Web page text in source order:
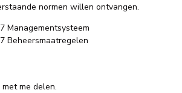
normen willen ontvangen.
Managementsysteem
Beheersmaatregelen
me delen.